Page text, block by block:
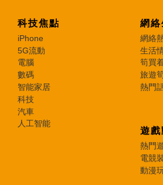
科技焦點
iPhone
5G流動
電腦
數碼
智能家居
科技
汽車
人工智能
網絡
網絡
生活
筍買
旅遊
熱門
遊戲
熱門
電競
動漫